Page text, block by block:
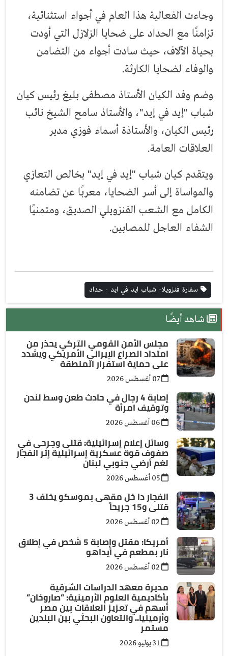
وجاءت الفعالية هذا العام في أجواء استثنائية،
تزامنًا مع الحداد على ضحايا الزلازل التي أودت
بحياة الآلاف، حيث سادت أجواء من التضامن
والوفاء لضحايا الكارثة.
وضم وفد الكيان الأستاذ مصطفى بليغ رئيس كيان
شباب "إيد في إيد"، والأستاذ سامح الشيخ نائب
رئيس الكيان، والأستاذة أسماء فوزي مدير
العلاقات العامة.
ويتقدم كيان شباب "إيد في إيد" بخالص التعازي
والمواساة إلى أسر الضحايا، معربًا عن تضامنه
الكامل مع الشعب الفنزويلي الصديق، ومتمنيًا
الشفاء العاجل للمصابين.
سفارة فنزويلا- شباب ايد في ايد - حداد
شاهد أيضًا
مجلس الأمن القومي التركي يحذر من
امتداد الصراع الإيراني الأمريكي ويشدد
على حماية استقرار المنطقة
07 أغسطس 2026
إصابة 4 رجال في حادث طعن وسط لندن
وتوقيف امرأة
وسائل إعلام إسرائيلية: قتلى وجرحى في
صفوف قوة عسكرية إسرائيلية إثر انفجار
لغم أرضي جنوبي لبنان
انفجار دا خل مقهى بموسكو يخلف 3
قتلى و15 جريحاً
أمريكا: مقتل وإصابة 5 شخص في إطلاق
نار بمطعم في أيداهو
مديرة معهد الدراسات الشرقية
بأكاديمية العلوم الأرمينية: ”صاروخان”
أسهم في تعزيز العلاقات بين مصر
وأرمينيا.. والتعاون البحثي بين البلدين
مستمر